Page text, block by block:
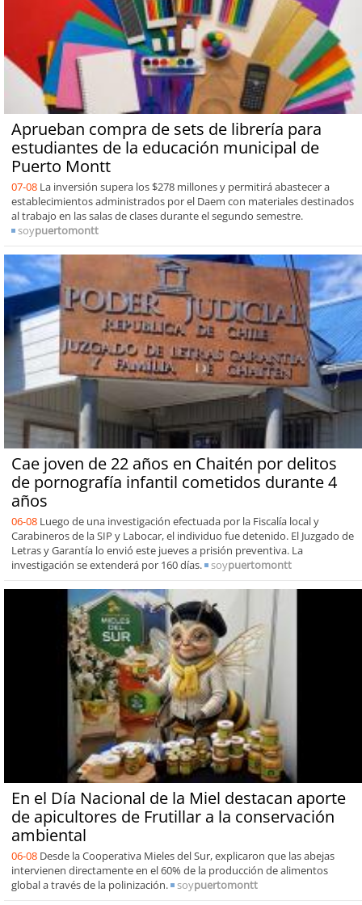
Aprueban compra de sets de librería para
estudiantes de la educación municipal de
Puerto Montt
07-08 La inversión supera los $278 millones y permitirá abastecer a
establecimientos administrados por el Daem con materiales destinados
al trabajo en las salas de clases durante el segundo semestre.
soypuertomontt
Cae joven de 22 años en Chaitén por delitos
de pornografía infantil cometidos durante 4
años
06-08 Luego de una investigación efectuada por la Fiscalía local y
Carabineros de la SIP y Labocar, el individuo fue detenido. El Juzgado de
Letras y Garantía lo envió este jueves a prisión preventiva. La
investigación se extenderá por 160 días.
soypuertomontt
En el Día Nacional de la Miel destacan aporte
de apicultores de Frutillar a la conservación
ambiental
06-08 Desde la Cooperativa Mieles del Sur, explicaron que las abejas
intervienen directamente en el 60% de la producción de alimentos
global a través de la polinización.
soypuertomontt